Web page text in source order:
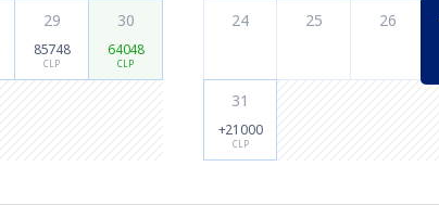
29
85748
CLP
30
64048
CLP
24 25 26
31
+21000
CLP